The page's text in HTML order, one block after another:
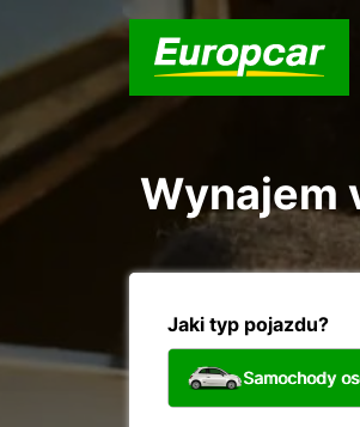
Wynajem
Jaki typ pojazdu?
Samochody